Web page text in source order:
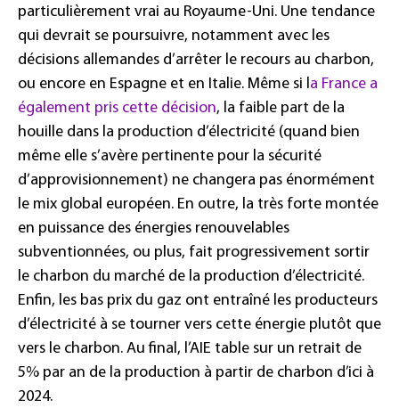
particulièrement vrai au Royaume-Uni. Une tendance
qui devrait se poursuivre, notamment avec les
décisions allemandes d’arrêter le recours au charbon,
ou encore en Espagne et en Italie. Même si la France a
également pris cette décision, la faible part de la
houille dans la production d’électricité (quand bien
même elle s’avère pertinente pour la sécurité
d’approvisionnement) ne changera pas énormément
le mix global européen. En outre, la très forte montée
en puissance des énergies renouvelables
subventionnées, ou plus, fait progressivement sortir
le charbon du marché de la production d’électricité.
Enfin, les bas prix du gaz ont entraîné les producteurs
d’électricité à se tourner vers cette énergie plutôt que
vers le charbon. Au final, l’AIE table sur un retrait de
5% par an de la production à partir de charbon d’ici à
2024.